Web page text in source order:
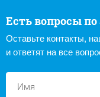
Есть вопросы
Оставьте контакты,
и ответят на все